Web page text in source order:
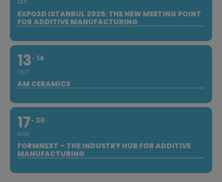
SEP
EXPO3D ISTANBUL 2026: THE NEW MEETING POINT
FOR ADDITIVE MANUFACTURING
13
OCT
14
AM CERAMICS
17
NOV
20
FORMNEXT – THE INDUSTRY HUB FOR ADDITIVE
MANUFACTURING